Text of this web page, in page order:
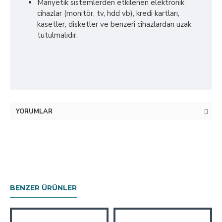
Manyetik sistemlerden etkilenen elektronik
cihazlar (monitör, tv, hdd vb), kredi kartları,
kasetler, disketler ve benzeri cihazlardan uzak
tutulmalıdır.
YORUMLAR
BENZER ÜRÜNLER